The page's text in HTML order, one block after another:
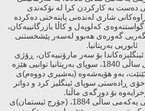
دەست بە كاركردن كرا لە نۆكەندی
شاری لەندەنی پایتەختی دەكردە
كەلوپەل ‌و كاڵا بازرگانییەكان،
گەورەی هەبوو لەسەر پێشخستنی
ئابوریی بەریتانیا.
بۆ سەر مارۆنییەكان، ڕۆژی
14ی تشرینی یەكەمی ساڵی 1840، سوپای بەریتانیا توانیی هێزە
بەو هۆیەشەوە (بەشیری دووەم)ی
ڕادەستی سوپای ئینگلیز كرد ‌و دواتر
بۆ دورگەی ماڵتا.
- ڕۆژی 14ی تشرینی یەكەمی ساڵی 1884، (جۆرج ئیستمان)ی